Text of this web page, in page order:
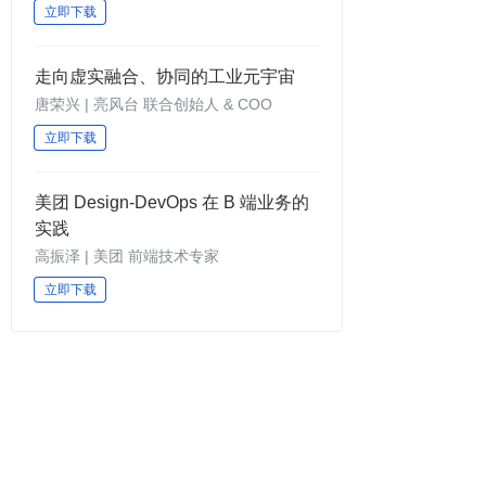
立即下载
走向虚实融合、协同的工业元宇宙
唐荣兴 | 亮风台 联合创始人 & COO
立即下载
美团 Design-DevOps 在 B 端业务的
实践
高振泽 | 美团 前端技术专家
立即下载